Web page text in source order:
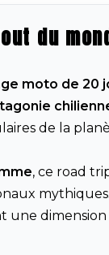
du
moto de 20
de la
, ce road
une